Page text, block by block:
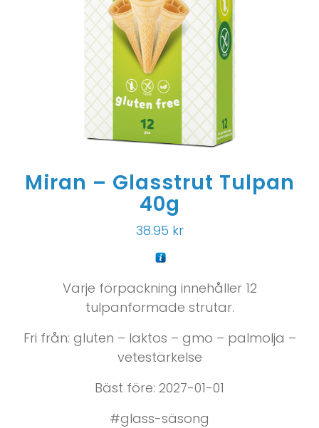
Miran – Glasstrut Tulpan
40g
38.95 kr
Varje förpackning innehåller 12
tulpanformade strutar.
Fri från: gluten – laktos – gmo – palmolja –
vetestärkelse
Bäst före: 2027-01-01
#glass-säsong